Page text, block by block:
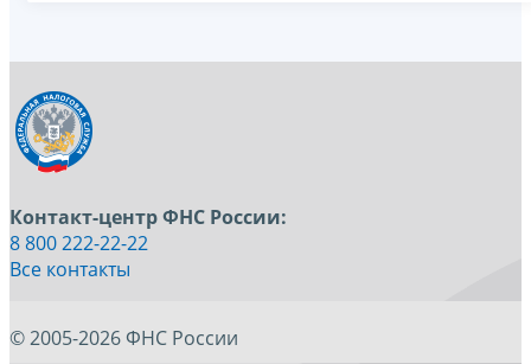
Контакт-центр ФНС России:
8 800 222-22-22
Все контакты
© 2005-2026 ФНС России